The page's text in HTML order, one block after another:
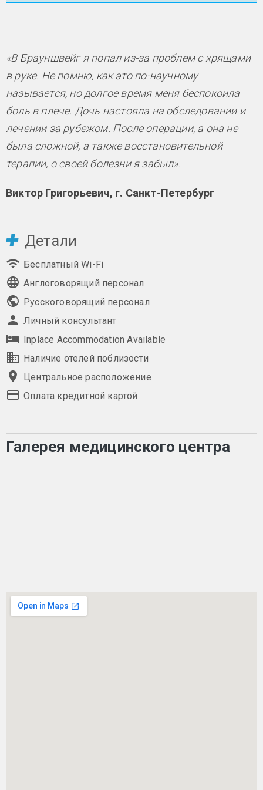
«В Брауншвейг я попал из-за проблем с хрящами
в руке. Не помню, как это по-научному
называется, но долгое время меня беспокоила
боль в плече. Дочь настояла на обследовании и
лечении за рубежом. После операции, а она не
была сложной, а также восстановительной
терапии, о своей болезни я забыл».
Виктор Григорьевич, г. Санкт-Петербург
Детали
Бесплатный Wi-Fi
Англоговорящий персонал
Русскоговорящий персонал
Личный консультант
Inplace Accommodation Available
Наличие отелей поблизости
Центральное расположение
Оплата кредитной картой
Галерея медицинского центра